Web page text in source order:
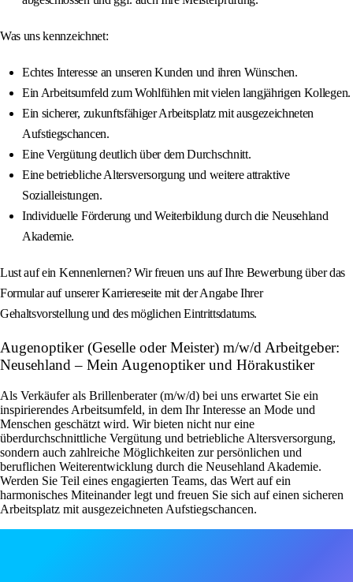
Was uns kennzeichnet:
Echtes Interesse an unseren Kunden und ihren Wünschen.
Ein Arbeitsumfeld zum Wohlfühlen mit vielen langjährigen Kollegen.
Ein sicherer, zukunftsfähiger Arbeitsplatz mit ausgezeichneten
Aufstiegschancen.
Eine Vergütung deutlich über dem Durchschnitt.
Eine betriebliche Altersversorgung und weitere attraktive
Sozialleistungen.
Individuelle Förderung und Weiterbildung durch die Neusehland
Akademie.
Lust auf ein Kennenlernen? Wir freuen uns auf Ihre Bewerbung über das
Formular auf unserer Karriereseite mit der Angabe Ihrer
Gehaltsvorstellung und des möglichen Eintrittsdatums.
Augenoptiker (Geselle oder Meister) m/w/d Arbeitgeber:
Neusehland – Mein Augenoptiker und Hörakustiker
Als Verkäufer als Brillenberater (m/w/d) bei uns erwartet Sie ein
inspirierendes Arbeitsumfeld, in dem Ihr Interesse an Mode und
Menschen geschätzt wird. Wir bieten nicht nur eine
überdurchschnittliche Vergütung und betriebliche Altersversorgung,
sondern auch zahlreiche Möglichkeiten zur persönlichen und
beruflichen Weiterentwicklung durch die Neusehland Akademie.
Werden Sie Teil eines engagierten Teams, das Wert auf ein
harmonisches Miteinander legt und freuen Sie sich auf einen sicheren
Arbeitsplatz mit ausgezeichneten Aufstiegschancen.